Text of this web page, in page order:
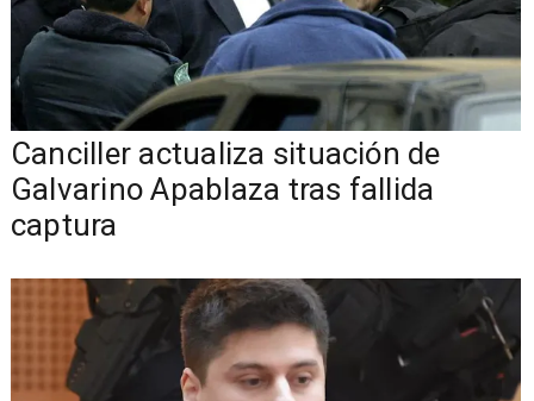
Canciller actualiza situación de
Galvarino Apablaza tras fallida
captura